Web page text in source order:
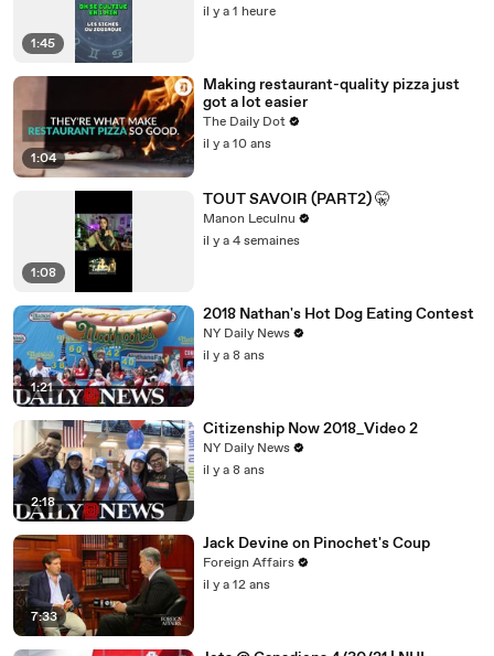
1:45
il y a 1 heure
1:04
Making restaurant-quality pizza just
got a lot easier
The Daily Dot
il y a 10 ans
1:08
TOUT SAVOIR (PART2) 🤫
Manon Leculnu
il y a 4 semaines
1:21
2018 Nathan's Hot Dog Eating Contest
NY Daily News
il y a 8 ans
2:18
Citizenship Now 2018_Video 2
NY Daily News
il y a 8 ans
7:33
Jack Devine on Pinochet's Coup
Foreign Affairs
il y a 12 ans